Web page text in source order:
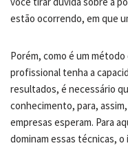
estão ocorrendo, em que
Porém, como é um
profissional tenha a
resultados, é necessário
conhecimento, para,
empresas esperam. Para
dominam essas técnicas,